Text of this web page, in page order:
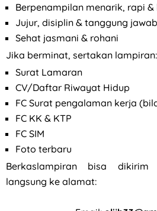
Berpenampilan menarik, rapi &
Jujur, disiplin & tanggung jawab
Sehat jasmani & rohani
Jika berminat, sertakan lampiran:
Surat Lamaran
CV/Daftar Riwayat Hidup
FC Surat pengalaman kerja
FC KK & KTP
FC SIM
Foto terbaru
Berkaslampiran bisa
langsung ke alamat: